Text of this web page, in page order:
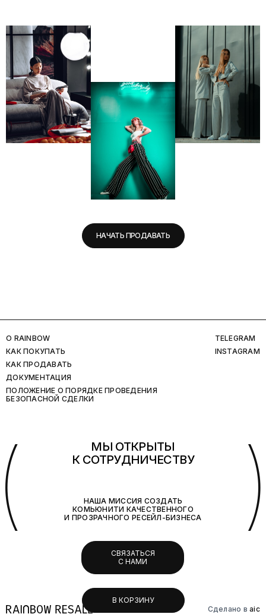
В КОРЗИНУ
НАЧАТЬ ПРОДАВАТЬ
O RAINBOW
КАК ПОКУПАТЬ
КАК ПРОДАВАТЬ
ДОКУМЕНТАЦИЯ
ПОЛОЖЕНИЕ О ПОРЯДКЕ ПРОВЕДЕНИЯ
БЕЗОПАСНОЙ СДЕЛКИ
TELEGRAM
INSTAGRAM
МЫ ОТКРЫТЫ
К СОТРУДНИЧЕСТВУ
НАША МИССИЯ СОЗДАТЬ
КОМЬЮНИТИ КАЧЕСТВЕННОГО
И ПРОЗРАЧНОГО РЕСЕЙЛ-БИЗНЕСА
СВЯЗАТЬСЯ
С НАМИ
Сделано вaic